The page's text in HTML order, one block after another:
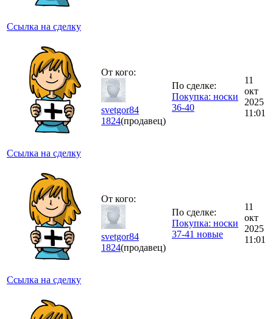
Ссылка на сделку
Ссылка на сделку
От кого:
svetgor84
1824(продавец)
По сделке:
Покупка: носки
36-40
11
окт
2025
11:01
Ссылка на сделку
От кого:
svetgor84
1824(продавец)
По сделке:
Покупка: носки
37-41 новые
11
окт
2025
11:01